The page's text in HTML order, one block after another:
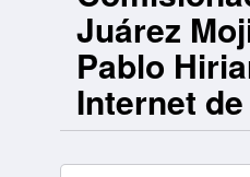
Juárez
Pablo
Internet